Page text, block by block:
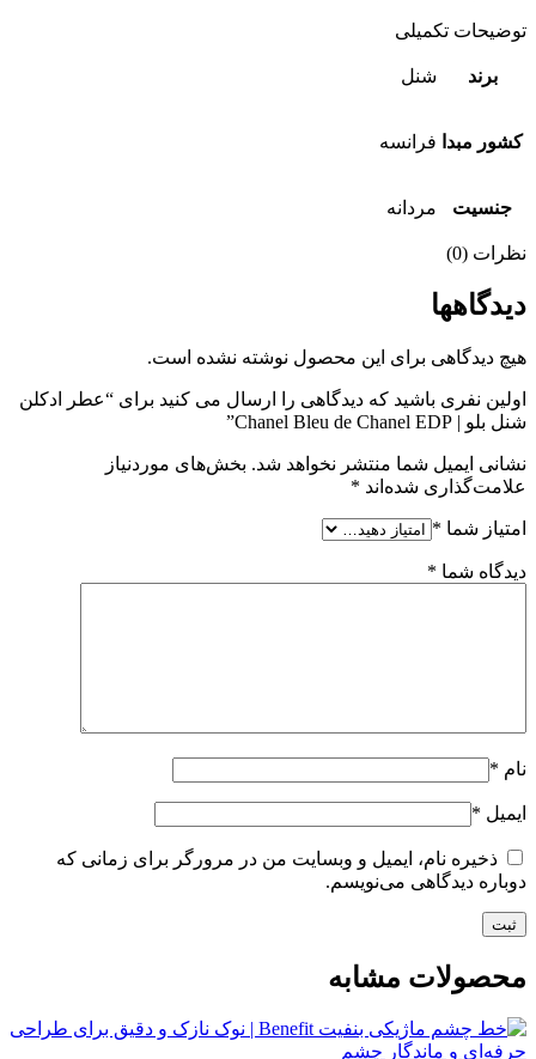
توضیحات تکمیلی
برند شنل
كشور مبدا فرانسه
جنسيت مردانه
نظرات (0)
دیدگاهها
هیچ دیدگاهی برای این محصول نوشته نشده است.
اولین نفری باشید که دیدگاهی را ارسال می کنید برای “عطر ادکلن
شنل بلو | Chanel Bleu de Chanel EDP”
نشانی ایمیل شما منتشر نخواهد شد. بخش‌های موردنیاز
علامت‌گذاری شده‌اند *
امتیاز شما *
دیدگاه شما *
نام *
ایمیل *
ذخیره نام، ایمیل و وبسایت من در مرورگر برای زمانی که
دوباره دیدگاهی می‌نویسم.
محصولات مشابه